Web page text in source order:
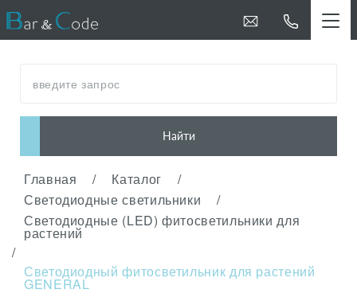
введите запрос
Найти
Главная / Каталог
/
Светодиодные светильники
/
Светодиодные (LED) фитосветильники для
растений
/
Светодиодный фитосветильник для растений
GENERAL